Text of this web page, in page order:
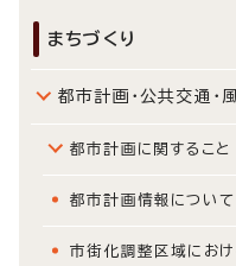
まちづくり
都市計画・公共交通・
都市計画に関すること
都市計画情報について
市街化調整区域にお